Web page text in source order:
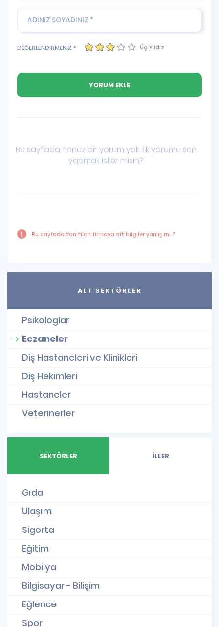
DEĞERLENDİRMENİZ * Üç Yıldız
Bu sayfada henüz bir yorum yok. İlk yorumu sen
yapmak ister misin?
Bu sayfada tanıtılan firmaya ait bilgiler yanlış mı ?
ALT SEKTÖRLER
Psikologlar
Eczaneler
Diş Hastaneleri ve Klinikleri
Diş Hekimleri
Hastaneler
Veterinerler
SEKTÖRLER İLLER
Gıda
Ulaşım
Sigorta
Eğitim
Mobilya
Bilgisayar - Bilişim
Eğlence
Spor